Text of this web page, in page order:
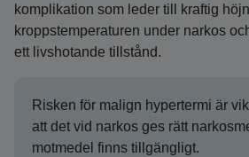
komplikation som leder till kraftig
kroppstemperaturen under narkos
ett livshotande tillstånd.
Risken för malign hypertermi är
att det vid narkos ges rätt
motmedel finns tillgängligt.